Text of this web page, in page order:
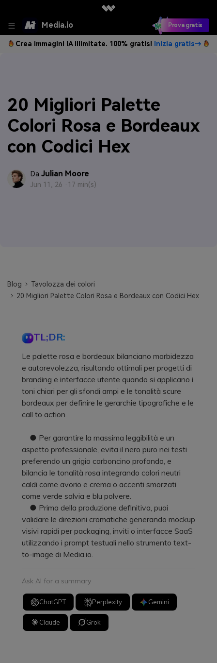
Media.io Prova gratis
Crea immagini IA illimitate. 100% gratis! Inizia gratis→
20 Migliori Palette
Colori Rosa e Bordeaux
con Codici Hex
Da Julian Moore
Jun 11, 26 · 17 min(s)
Blog
Tavolozza dei colori
20 Migliori Palette Colori Rosa e Bordeaux con Codici Hex
TL;DR:
Le palette rosa e bordeaux bilanciano morbidezza
e autorevolezza, risultando ottimali per progetti di
branding e interfacce utente quando si applicano i
toni chiari per gli sfondi ampi e le tonalità scure
bordeaux per definire le gerarchie tipografiche e le
call to action.
● Per garantire la massima leggibilità e un
aspetto professionale, evita il nero puro nei testi
preferendo un grigio carboncino profondo, e
bilancia le tonalità rosa integrando colori neutri
caldi come avorio e crema o accenti smorzati
come verde salvia e blu polvere.
● Prima della produzione definitiva, puoi
validare le direzioni cromatiche generando mockup
visivi rapidi per packaging, inviti o interfacce SaaS
utilizzando i prompt testuali nello strumento text-
to-image di Media.io.
Ask AI for a summary
ChatGPT Perplexity Gemini
Claude Grok